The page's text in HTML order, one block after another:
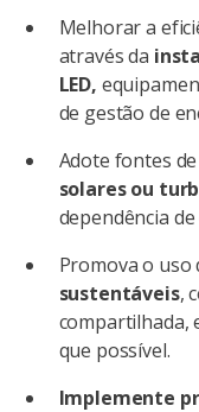
Melhorar a
através da
LED,
de gestão de
Adote fontes
solares ou
dependência
Promova o uso
sustentáveis,
compartilhada,
que possível.
Implemente